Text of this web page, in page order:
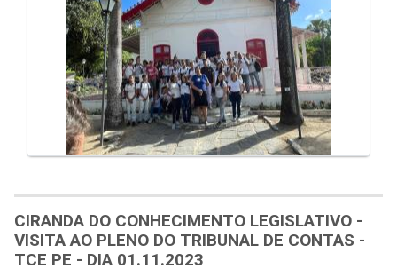
CIRANDA DO CONHECIMENTO LEGISLATIVO -
VISITA AO PLENO DO TRIBUNAL DE CONTAS -
TCE PE - DIA 01.11.2023